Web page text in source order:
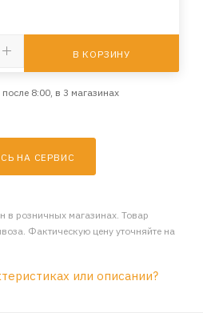
В КОРЗИНУ
8:00, в 3 магазинах
НА СЕРВИС
в розничных магазинах. Товар
Фактическую цену уточняйте на
или описании?